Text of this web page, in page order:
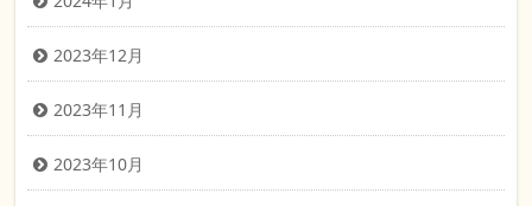
2023年12月
2023年11月
2023年10月